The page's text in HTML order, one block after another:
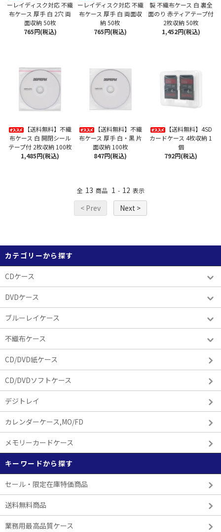
ーレイディスク対応 不織
布ケース 厚手 白 2穴 両
面収納 50枚
765円(税込)
ーレイディスク対応 不織
布ケース 厚手 白 両面収
納 50枚
765円(税込)
製 不織布ケース 白 裏全
面のり 赤ティアテープ付
2枚収納 50枚
1,452円(税込)
【送料無料】不織
布ケース 白 開閉シール
テープ付 2枚収納 100枚
1,485円(税込)
【送料無料】不織
布ケース 厚手 白・黒 片
面収納 100枚
847円(税込)
【送料無料】4SD
カードケース 4枚収納 1
個
792円(税込)
全 13 商品 1 - 12 表示
< Prev Next >
カテゴリーから探す
CDケース
DVDケース
ブルーレイケース
不織布ケース
CD/DVD紙ケース
CD/DVDソフトケース
デジトレイ
カレンダーケース,MO/FD
メモリーカードケース
キーワードから探す
セール・限定在庫特価商品
送料無料商品
業務用最高品質ケース